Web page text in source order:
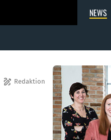
NEWS
draw Redaktion